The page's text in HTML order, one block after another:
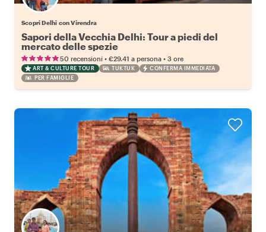
Scopri Delhi con Virendra
Sapori della Vecchia Delhi: Tour a piedi del
mercato delle spezie
50 recensioni • €29.41 a persona • 3 ore
ART & CULTURE TOUR TUKTUK
CONFERMA IMMEDIATA
PER FAMIGLIE